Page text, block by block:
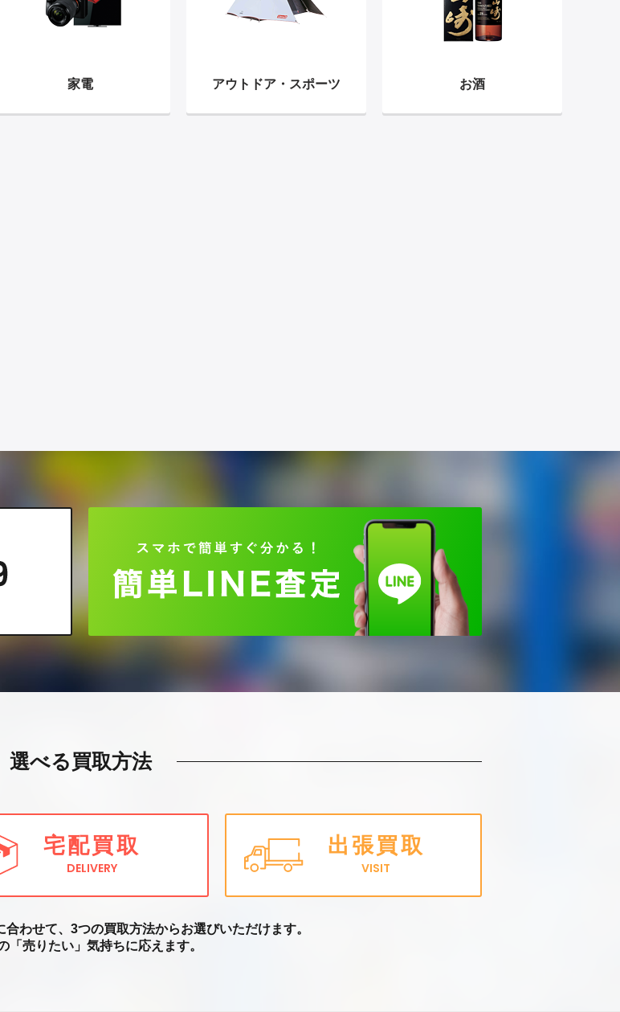
家電 アウトドア・ スポーツ お酒
選べる買取方法
宅配買取
DELIVERY
出張買取
VISIT
合わせて、3つの買取方法からお選びいただけます。
「売りたい」気持ちに応えます。